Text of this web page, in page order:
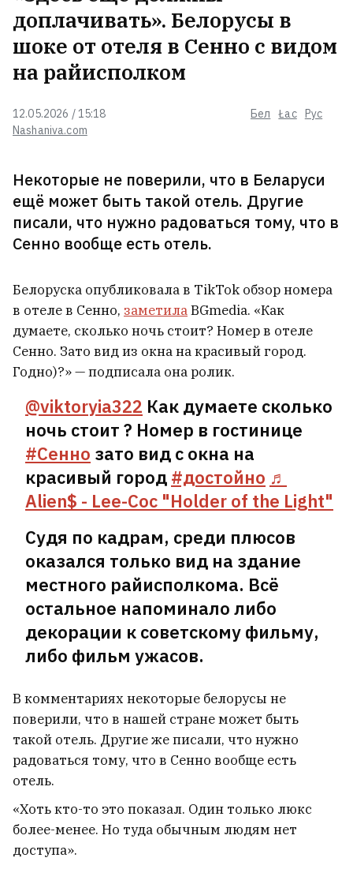
Nashaniva.com
12.05.2026 / 15:18 Бел Łac Рус
доплачивать». Белорусы в
шоке от отеля в Сенно с видом
на райисполком
Некоторые не поверили, что в Беларуси
ещё может быть такой отель. Другие
писали, что нужно радоваться тому, что в
Сенно вообще есть отель.
Белоруска опубликовала в TikTok обзор номера
в отеле в Сенно, заметилаBGmedia. «Как
думаете, сколько ночь стоит? Номер в отеле
Сенно. Зато вид из окна на красивый город.
Годно)?» — подписала она ролик.
@viktoryia322 Как думаете сколько
ночь стоит ? Номер в гостинице
#Сенно зато вид с окна на
красивый город #достойно ♬
Alien$ - Lee-Coc "Holder of the Light"
Судя по кадрам, среди плюсов
оказался только вид на здание
местного райисполкома. Всё
остальное напоминало либо
декорации к советскому фильму,
либо фильм ужасов.
В комментариях некоторые белорусы не
поверили, что в нашей стране может быть
такой отель. Другие же писали, что нужно
радоваться тому, что в Сенно вообще есть
отель.
«Хоть кто-то это показал. Один только люкс
более-менее. Но туда обычным людям нет
доступа».
При атаке дронов под Санкт-
Петербургом сгорел один из
производителей упаковки для
молока
присмотреться к избингу
В Ялте морские дроны посреди
На пляжах паника
1
Бабарико займется бизнесом —
уже открыл компанию в
Германии
3
«Над головой летает по 20 тонн».
Брат и сестра из Беларуси
рассказали, сколько
зарабатывают в порту польской
В Украине опубликовали свежий
политический рейтинг.
Зеленский не на первом месте